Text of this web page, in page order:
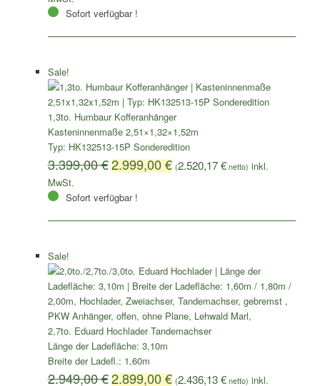
Sofort verfügbar !
Sale!
1,3to. Humbaur Kofferanhänger
Kasteninnenmaße 2,51×1,32×1,52m
Typ: HK132513-15P Sonderedition
3.399,00€2.999,00€ (2.520,17€netto)
Sofort verfügbar !
Sale!
2,7to. Eduard Hochlader Tandemachser
Länge der Ladefläche: 3,10m
Breite der Ladefl.: 1,60m
2.949,00€2.899,00€ (2.436,13€netto)